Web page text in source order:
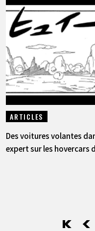
ARTICLES
À PROPOS
LANGUAGE
JP
EN FR
ARTICLES
Des voitures volantes
expert sur les hovercars
先頭